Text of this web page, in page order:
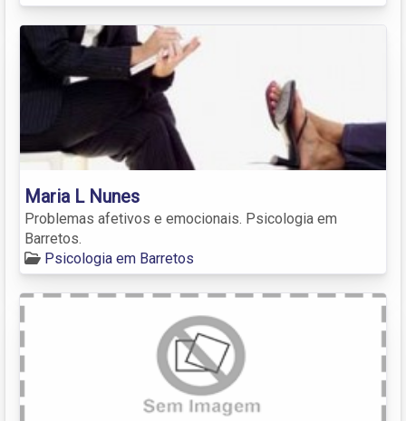
Maria L Nunes
Problemas afetivos e emocionais. Psicologia em
Barretos.
Psicologia em Barretos